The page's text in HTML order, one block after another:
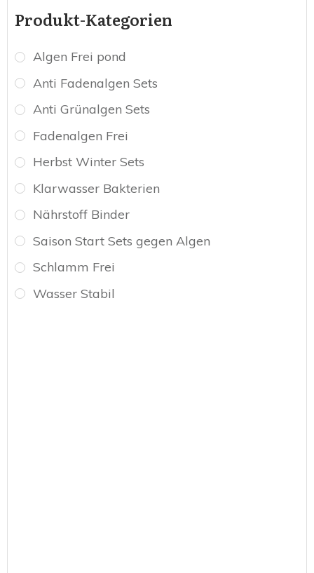
Produkt-Kategorien
Algen Frei pond
Anti Fadenalgen Sets
Anti Grünalgen Sets
Fadenalgen Frei
Herbst Winter Sets
Klarwasser Bakterien
Nährstoff Binder
Saison Start Sets gegen Algen
Schlamm Frei
Wasser Stabil